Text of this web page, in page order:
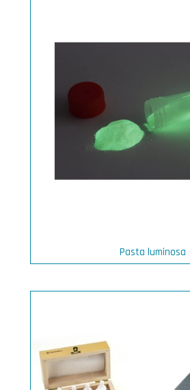
Pasta luminosa